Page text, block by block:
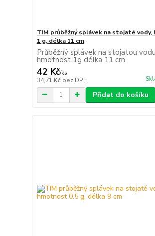
TIM průběžný splávek na stojaté
1 g, délka 11 cm
Průběžný splávek na stojatou
hmotnost 1g délka 11 cm
42 Kč/ks
34,71 Kč bez DPH
Přidat do košíku